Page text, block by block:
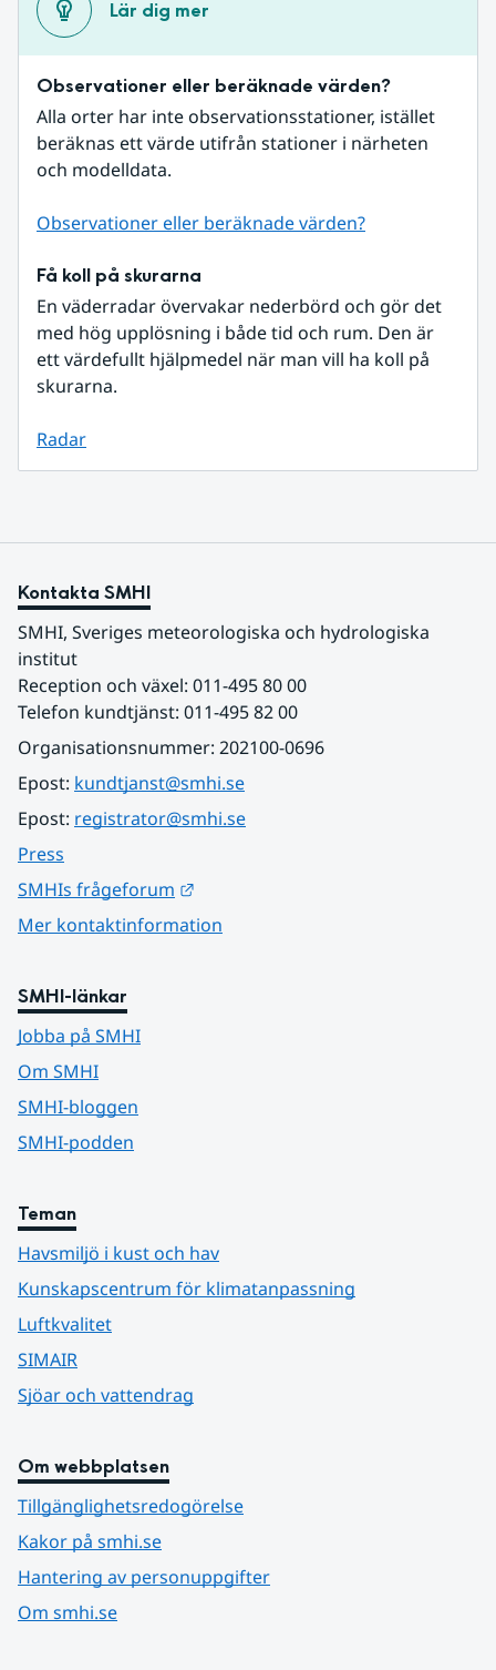
Lär dig mer
Observationer eller beräknade värden?
Alla orter har inte observationsstationer, istället
beräknas ett värde utifrån stationer i närheten
och modelldata.
Observationer eller beräknade värden?
Få koll på skurarna
En väderradar övervakar nederbörd och gör det
med hög upplösning i både tid och rum. Den är
ett värdefullt hjälpmedel när man vill ha koll på
skurarna.
Radar
Kontakta SMHI
SMHI, Sveriges meteorologiska och hydrologiska
institut
Reception och växel: 011-495 80 00
Telefon kundtjänst: 011-495 82 00
Organisationsnummer: 202100-0696
Epost: kundtjanst@smhi.se
Epost: registrator@smhi.se
Press
SMHIs frågeforum
Mer kontaktinformation
SMHI-länkar
Jobba på SMHI
Om SMHI
SMHI-bloggen
SMHI-podden
Teman
Havsmiljö i kust och hav
Kunskapscentrum för klimatanpassning
Luftkvalitet
SIMAIR
Sjöar och vattendrag
Om webbplatsen
Tillgänglighetsredogörelse
Kakor på smhi.se
Hantering av personuppgifter
Om smhi.se